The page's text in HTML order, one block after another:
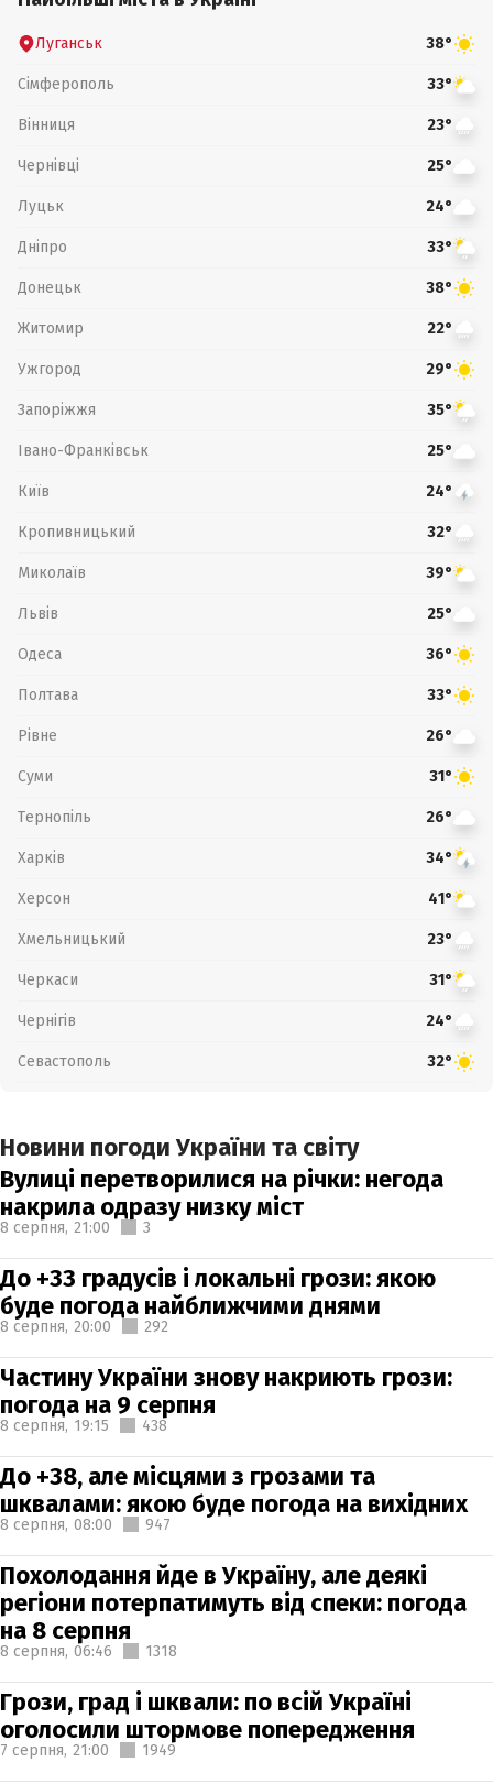
Луганськ 38°
Сімферополь 33°
Вінниця 23°
Чернівці 25°
Луцьк 24°
Дніпро 33°
Донецьк 38°
Житомир 22°
Ужгород 29°
Запоріжжя 35°
Івано-Франківськ 25°
Київ 24°
Кропивницький 32°
Миколаїв 39°
Львів 25°
Одеса 36°
Полтава 33°
Рівне 26°
Суми 31°
Тернопіль 26°
Харків 34°
Херсон 41°
Хмельницький 23°
Черкаси 31°
Чернігів 24°
Севастополь 32°
Новини погоди України та світу
Вулиці перетворилися на річки: негода
накрила одразу низку міст
8 серпня, 21:00 3
До +33 градусів і локальні грози: якою
буде погода найближчими днями
8 серпня, 20:00 292
Частину України знову накриють грози:
погода на 9 серпня
8 серпня, 19:15 438
До +38, але місцями з грозами та
шквалами: якою буде погода на вихідних
8 серпня, 08:00 947
Похолодання йде в Україну, але деякі
регіони потерпатимуть від спеки: погода
на 8 серпня
8 серпня, 06:46 1318
Грози, град і шквали: по всій Україні
оголосили штормове попередження
7 серпня, 21:00 1949